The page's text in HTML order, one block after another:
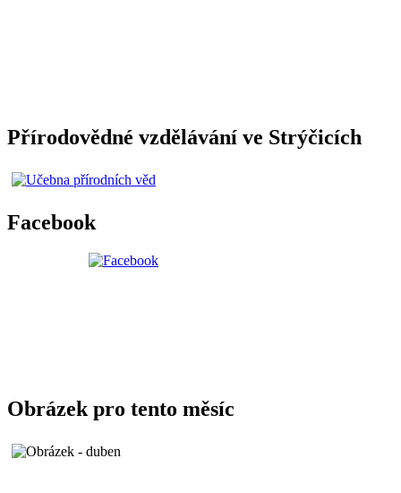
Přírodovědné vzdělávání ve Strýčicích
Facebook
Obrázek pro tento měsíc